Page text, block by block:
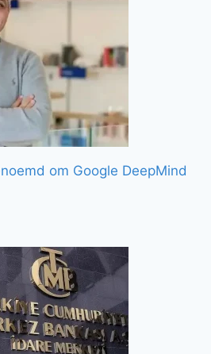
om Google DeepMind